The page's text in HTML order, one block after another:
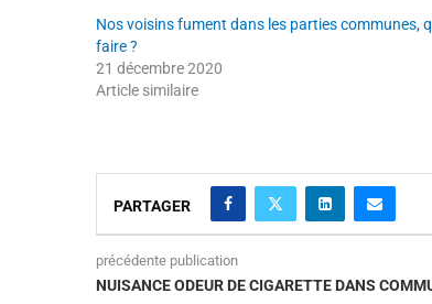
Nos voisins fument dans les parties communes,
faire ?
21 décembre 2020
Article similaire
PARTAGER
précédente publication
NUISANCE ODEUR DE CIGARETTE DANS